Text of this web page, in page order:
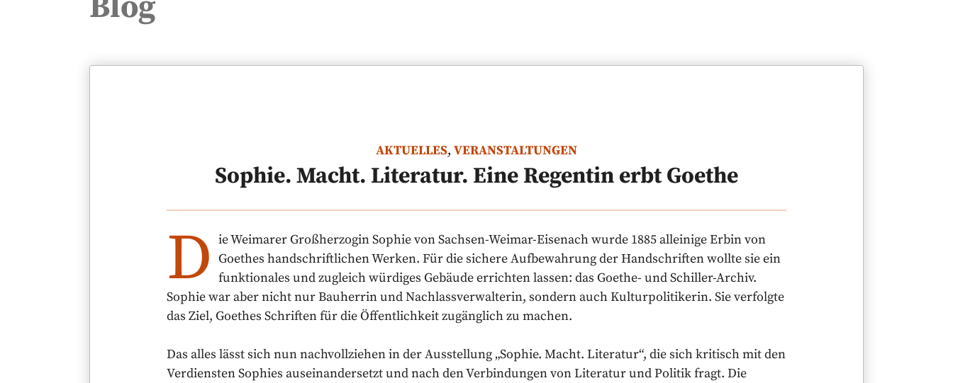
AKTUELLES, VERANSTALTUNGEN
Sophie. Macht. Literatur. Eine Regentin erbt Goethe
D ie Weimarer Großherzogin Sophie von Sachsen-Weimar-Eisenach wurde 1885 alleinige Erbin von
Goethes handschriftlichen Werken. Für die sichere Aufbewahrung der Handschriften wollte sie ein
funktionales und zugleich würdiges Gebäude errichten lassen: das Goethe- und Schiller-Archiv.
Sophie war aber nicht nur Bauherrin und Nachlassverwalterin, sondern auch Kulturpolitikerin. Sie verfolgte
das Ziel, Goethes Schriften für die Öffentlichkeit zugänglich zu machen.
Das alles lässt sich nun nachvollziehen in der Ausstellung „Sophie. Macht. Literatur“, die sich kritisch mit den
Verdiensten Sophies auseinandersetzt und nach den Verbindungen von Literatur und Politik fragt. Die